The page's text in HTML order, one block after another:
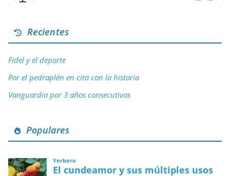
Recientes
Fidel y el deporte
Por el pedraplén en cita con la historia
Vanguardia por 3 años consecutivos
Populares